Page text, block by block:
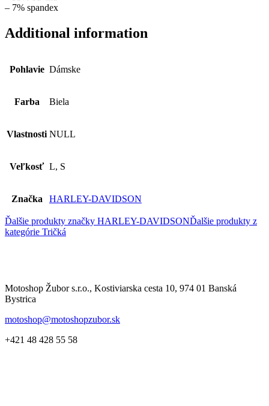
– 7% spandex
Additional information
Pohlavie Dámske
Farba Biela
Vlastnosti NULL
Veľkosť L, S
Značka HARLEY-DAVIDSON
Ďalšie produkty značky HARLEY-DAVIDSONĎalšie produkty z
kategórie Tričká
Motoshop Žubor s.r.o., Kostiviarska cesta 10, 974 01 Banská
Bystrica
motoshop@motoshopzubor.sk
+421 48 428 55 58